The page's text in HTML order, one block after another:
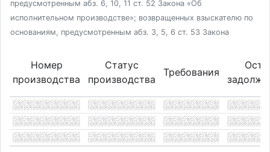
предусмотренным абз. 6, 10, 11 ст. 52 Закона «Об
исполнительном производстве»; возвращенных взыскателю по
основаниям, предусмотренным абз. 3, 5, 6 ст. 53 Закона
Номер
производства
Статус
производства
Требования